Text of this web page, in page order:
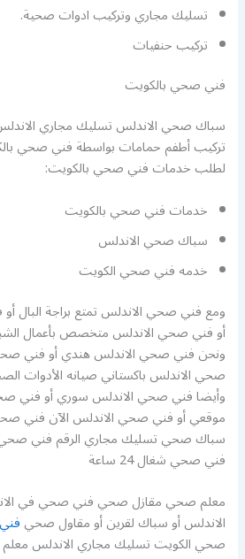
تسليك مجاري وتركيب ادوات صحية.
تركيب حنفيات
فني صحي بالكويت
سباك صحي الاندلس تسليك مجاري
تركيب أطفم حمامات بواسطة فني صحي
لطلب خدمات فني صحي بالكويت:
خدمات فني صحي بالكويت
سباك صحي الاندلس
خدمه فني صحي الكويت
ومع فني صحي الاندلس تمتع براجة البال
أو فني صحي الاندلس متخصص بأعمال
ونحن فني صحي الاندلس هندي أو فني
صحي الاندلس باكستاني صيانه الأدوات
وأيضا فني صحي الاندلس سوري أو فني
موقعي أو فني صحي الاندلس الآن فني
سباك صحي تسليك مجاري الرقم فني
فني صحي شغال 24 ساعة
معلم صحي مقازل صحي فني صحي في
الاندلس أو سباك لقرين أو مقاول صحي
صحي الكويت تسليك مجاري الاندلس معلم